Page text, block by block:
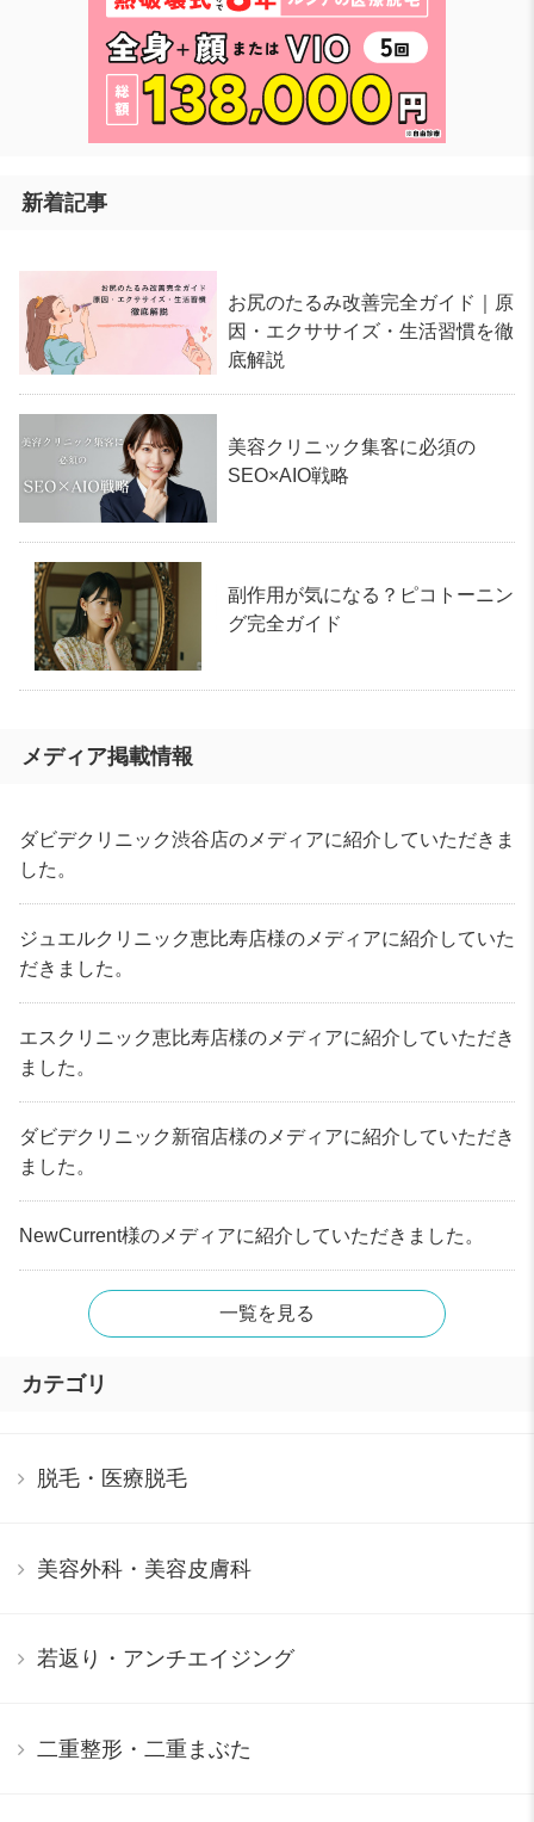
新着記事
お尻のたるみ改善完全ガイド｜原
因・エクササイズ・生活習慣を徹
底解説
美容クリニック集客に必須の
SEO×AIO戦略
副作用が気になる？ピコトーニン
グ完全ガイド
メディア掲載情報
ダビデクリニック渋谷店のメディアに紹介していただきま
した。
ジュエルクリニック恵比寿店様のメディアに紹介していた
だきました。
エスクリニック恵比寿店様のメディアに紹介していただき
ました。
ダビデクリニック新宿店様のメディアに紹介していただき
ました。
NewCurrent様のメディアに紹介していただきました。
一覧を見る
カテゴリ
脱毛・医療脱毛
美容外科・美容皮膚科
若返り・アンチエイジング
二重整形・二重まぶた